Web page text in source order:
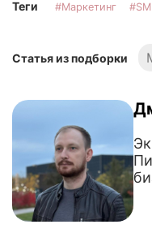
Теги Маркетинг
Статья из подборки